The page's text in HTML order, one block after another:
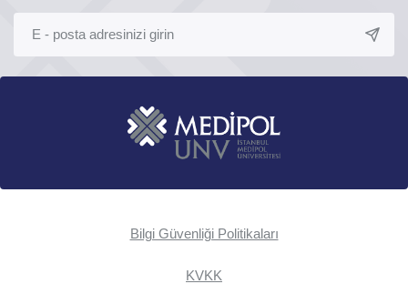
Bilgi Güvenliği Politikaları
KVKK